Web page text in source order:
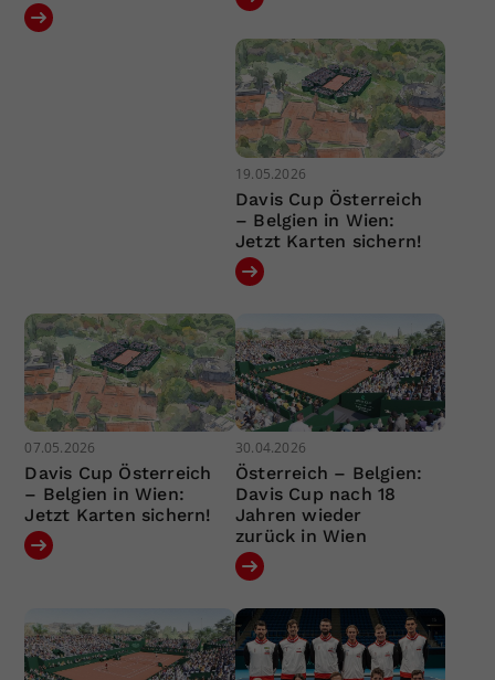
19.05.2026
Davis Cup Österreich
– Belgien in Wien:
Jetzt Karten sichern!
07.05.2026
Davis Cup Österreich
– Belgien in Wien:
Jetzt Karten sichern!
30.04.2026
Österreich – Belgien:
Davis Cup nach 18
Jahren wieder
zurück in Wien